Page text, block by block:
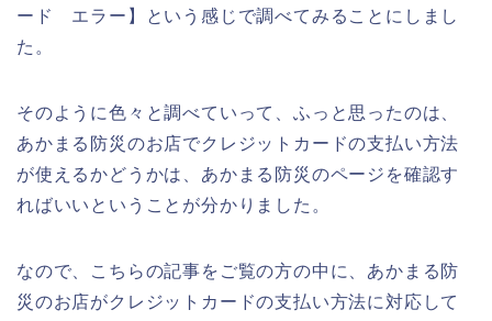
ード エラー】という感じで調べてみることにしまし
た。
そのように色々と調べていって、ふっと思ったのは、
あかまる防災のお店でクレジットカードの支払い方法
が使えるかどうかは、あかまる防災のページを確認す
ればいいということが分かりました。
なので、こちらの記事をご覧の方の中に、あかまる防
災のお店がクレジットカードの支払い方法に対応して